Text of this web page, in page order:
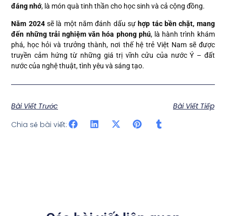
đáng nhớ, là món quà tinh thần cho học sinh và cả cộng đồng.
Năm 2024sẽ là một năm đánh dấu sự hợp tác bền chặt, mang
đến những trải nghiệm văn hóa phong phú, là hành trình khám
phá, học hỏi và trưởng thành, nơi thế hệ trẻ Việt Nam sẽ được
truyền cảm hứng từ những giá trị vĩnh cửu của nước Ý – đất
nước của nghệ thuật, tình yêu và sáng tạo.
Bài Viết Trước
Bài Viết Tiếp
Chia sẻ bài viết: